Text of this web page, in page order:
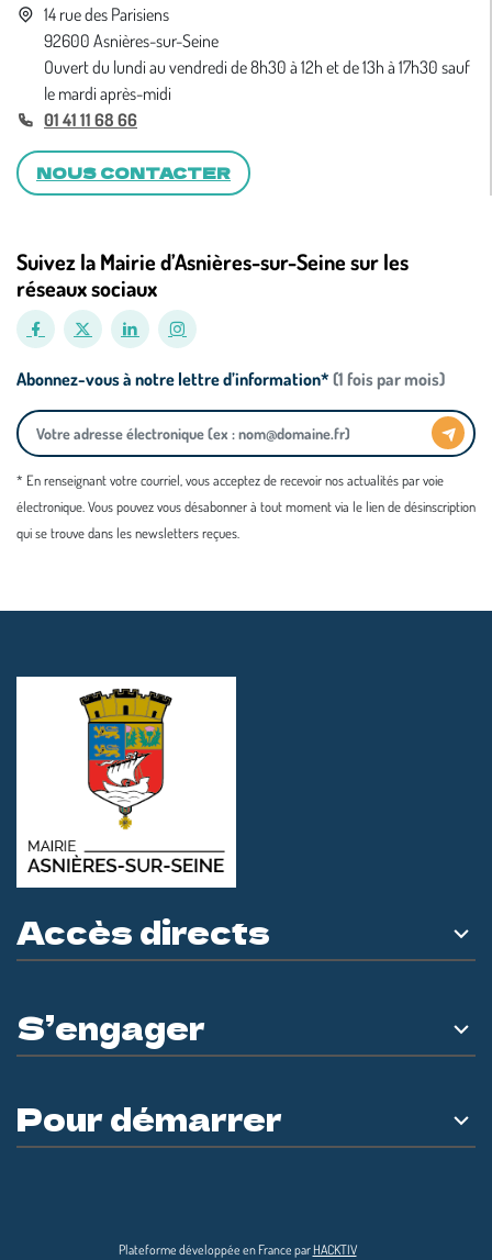
14 rue des Parisiens
92600 Asnières-sur-Seine
Ouvert du lundi au vendredi de 8h30 à 12h et de 13h à 17h30 sauf
le mardi après-midi
01 41 11 68 66
NOUS CONTACTER
Suivez la Mairie d’Asnières-sur-Seine sur les
réseaux sociaux
Abonnez-vous à notre lettre d’information* (1 fois par mois)
* En renseignant votre courriel, vous acceptez de recevoir nos actualités par voie
électronique. Vous pouvez vous désabonner à tout moment via le lien de désinscription
qui se trouve dans les newsletters reçues.
Accès directs
S’engager
Pour démarrer
Plateforme développée en France par HACKTIV